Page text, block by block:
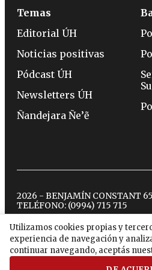
Utilizamos cookies propias y
experiencia de navegación y
continuar navegando, aceptás
Temas
Editorial ÚH
Noticias positivas
Pódcast ÚH
Newsletters ÚH
Ñandejara Ñe’ẽ
2026 - BENJAMÍN CONSTANT
TELÉFONO: (0994) 715 715
twitterinstagram
facebook
tiktok